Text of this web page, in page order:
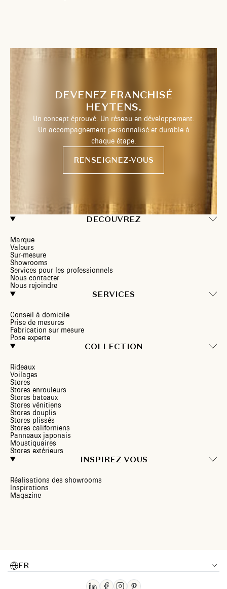
DECOUVREZ
Marque
Valeurs
Sur-mesure
Showrooms
Services pour les professionnels
Nous contacter
Nous rejoindre
SERVICES
Conseil à domicile
Prise de mesures
Fabrication sur mesure
Pose experte
COLLECTION
Rideaux
Voilages
Stores
Stores enrouleurs
Stores bateaux
Stores vénitiens
Stores douplis
Stores plissés
Stores californiens
Panneaux japonais
Moustiquaires
Stores extérieurs
INSPIREZ-VOUS
Réalisations des showrooms
Inspirations
Magazine
DEVENEZ FRANCHISÉ
HEYTENS.
Un concept éprouvé. Un réseau en développement.
Un accompagnement personnalisé et durable à
chaque étape.
RENSEIGNEZ-VOUS
FR